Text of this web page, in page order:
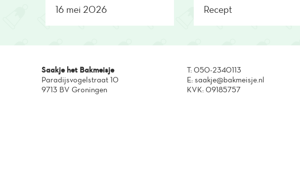
16 mei 2026 Recept
Saakje het Bakmeisje
Paradijsvogelstraat 10
9713 BV Groningen
T: 050-2340113
E: saakje@bakmeisje.nl
KVK: 09185757